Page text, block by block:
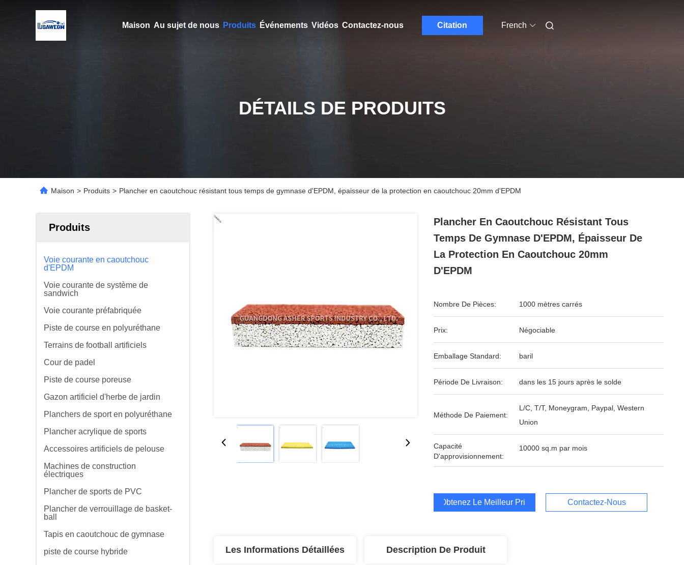
Maison Au sujet de nous Produits Événements Vidéos Contactez-nous Citation French
DÉTAILS DE PRODUITS
Maison > Produits > Plancher en caoutchouc résistant tous temps de gymnase d'EPDM, épaisseur de la protection en caoutchouc 20mm d'EPDM
Produits
Voie courante en caoutchouc
d'EPDM
Voie courante de système de
sandwich
Voie courante préfabriquée
Piste de course en polyuréthane
Terrains de football artificiels
Cour de padel
Piste de course poreuse
Gazon artificiel d'herbe de jardin
Planchers de sport en polyuréthane
Plancher acrylique de sports
Accessoires artificiels de pelouse
Machines de construction
électriques
Plancher de sports de PVC
Plancher de verrouillage de basket-
ball
Tapis en caoutchouc de gymnase
piste de course hybride
Plancher En Caoutchouc Résistant Tous
Temps De Gymnase D'EPDM, Épaisseur De
La Protection En Caoutchouc 20mm
D'EPDM
Nombre De Pièces: 1000 mètres carrés
Prix: Négociable
Emballage Standard: baril
Période De Livraison: dans les 15 jours après le solde
Méthode De Paiement:
L/C, T/T, Moneygram, Paypal, Western
Union
Capacité
D'approvisionnement:
10000 sq.m par mois
Obtenez Le Meilleur Prix Contactez-Nous
Les Informations Détaillées Description De Produit